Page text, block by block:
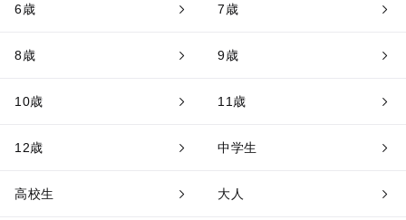
6歳 7歳
8歳 9歳
10歳 11歳
12歳 中学生
高校生 大人